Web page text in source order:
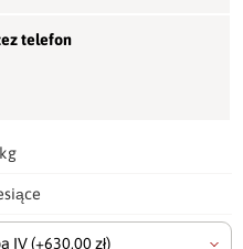
telefon
IV(+630,00 zł)